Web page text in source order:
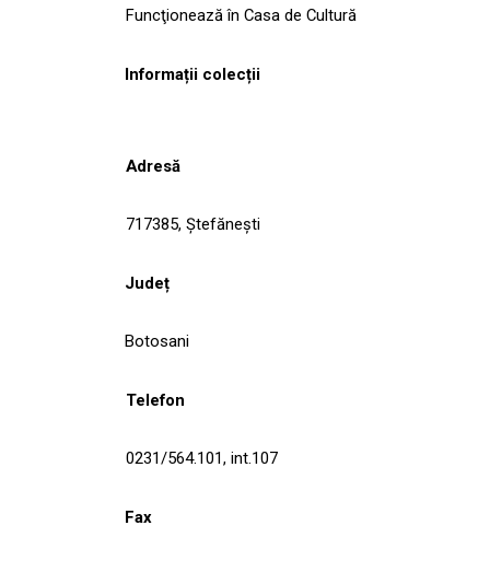
Funcţionează în Casa de Cultură
Informații colecții
Adresă
717385, Ştefăneşti
Județ
Botosani
Telefon
0231/564.101, int.107
Fax